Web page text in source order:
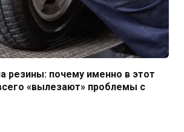
резины: почему именно в этот
«вылезают» проблемы с